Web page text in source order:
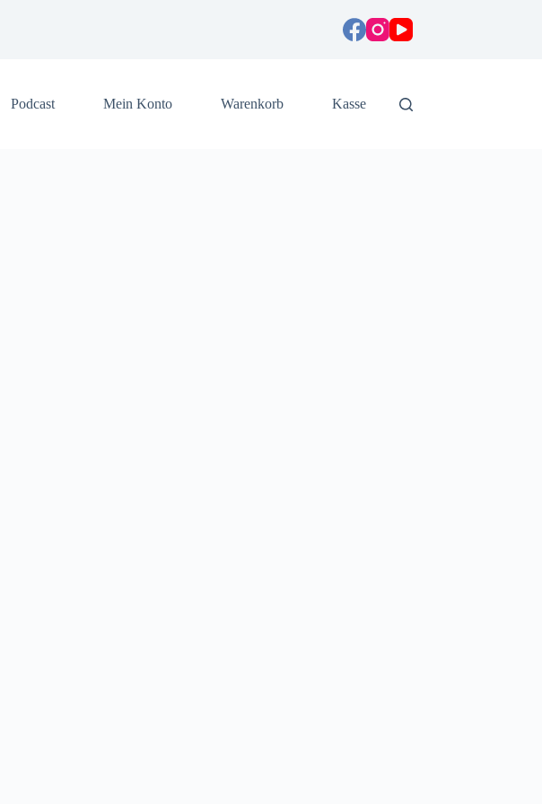
Podcast Mein Konto Warenkorb Kasse